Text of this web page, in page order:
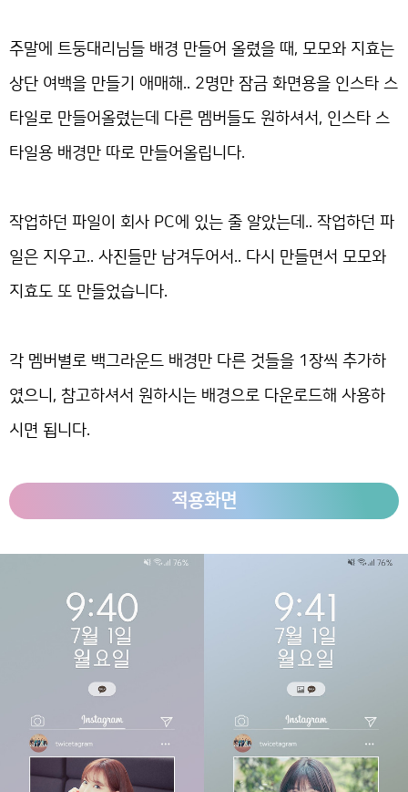
주말에 트둥대리님들 배경 만들어 올렸을 때, 모모와 지효는
상단 여백을 만들기 애매해.. 2명만 잠금 화면용을 인스타 스
타일로 만들어올렸는데 다른 멤버들도 원하셔서, 인스타 스
타일용 배경만 따로 만들어올립니다.
작업하던 파일이 회사 PC에 있는 줄 알았는데.. 작업하던 파
일은 지우고.. 사진들만 남겨두어서.. 다시 만들면서 모모와
지효도 또 만들었습니다.
각 멤버별로 백그라운드 배경만 다른 것들을 1장씩 추가하
였으니, 참고하셔서 원하시는 배경으로 다운로드해 사용하
시면 됩니다.
적용화면